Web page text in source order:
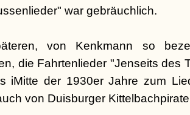
war gebräuchlich.
von Kenkmann so
die Fahrtenlieder "Jenseits des
iMitte der 1930er Jahre zum
von Duisburger